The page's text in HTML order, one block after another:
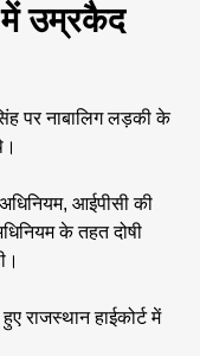
उम्रकैद
पर नाबालिग लड़की के
आईपीसी की
के तहत दोषी
राजस्थान हाईकोर्ट में